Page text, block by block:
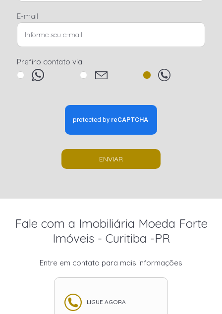
E-mail
Prefiro contato via:
ENVIAR
Fale com a Imobiliária Moeda Forte
Imóveis - Curitiba -PR
Entre em contato para mais informações
LIGUE AGORA